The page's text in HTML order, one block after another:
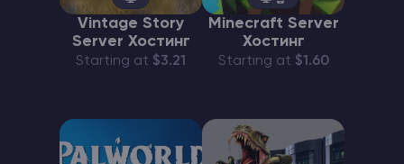
Vintage Story
Server Хостинг
Starting at $3.21
Minecraft Server
Хостинг
Starting at $1.60